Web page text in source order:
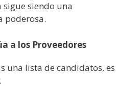
sigue siendo una
poderosa.
a los Proveedores
una lista de candidatos, es